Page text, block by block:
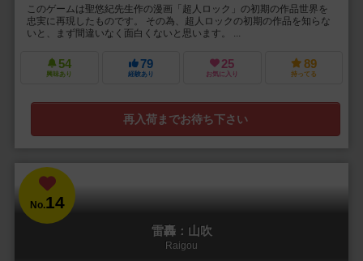
このゲームは聖悠紀先生作の漫画「超人ロック」の初期の作品世界を
忠実に再現したものです。 その為、超人ロックの初期の作品を知らな
いと、まず間違いなく面白くないと思います。 ...
54
興味あり
79
経験あり
25
お気に入り
89
持ってる
再入荷までお待ち下さい
No.14
雷轟：山吹
Raigou